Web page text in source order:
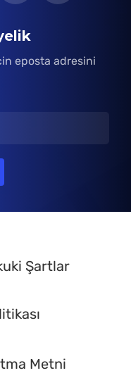
eposta adresini
Şartlar
Metni